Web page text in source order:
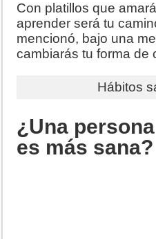
Con platillos que
aprender será tu
mencionó, bajo una
cambiarás tu forma de
Hábitos
¿Una
es más sana?